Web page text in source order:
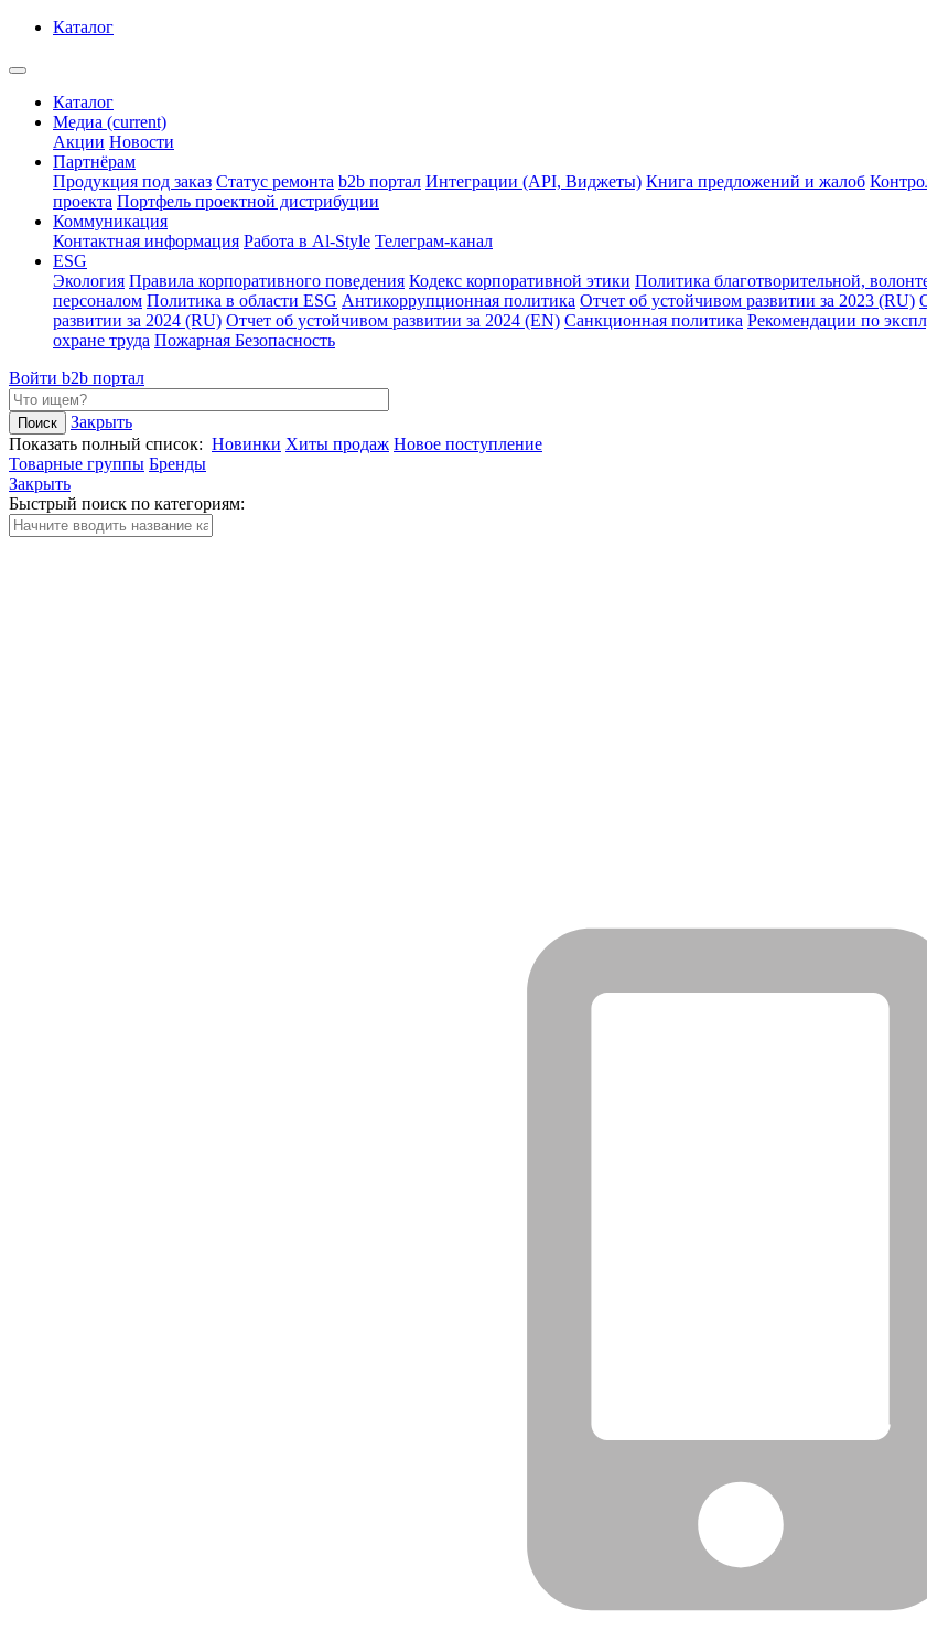
Каталог
Каталог
Медиа (current)
Акции Новости
Партнёрам
Продукция под заказ Статус ремонта b2b портал Интеграции (API, Виджеты) Книга предложений и жалоб
проекта Портфель проектной дистрибуции
Коммуникация
Контактная информация Работа в Al-Style Телеграм-канал
ESG
Экология Правила корпоративного поведения Кодекс корпоративной этики Политика благотворительной,
персоналом Политика в области ESG Антикоррупционная политика Отчет об устойчивом развитии за 2023 (RU)
развитии за 2024 (RU) Отчет об устойчивом развитии за 2024 (EN) Санкционная политика Рекомендации по
охране труда Пожарная Безопасность
Войти b2b портал
Закрыть
Показать полный список: Новинки Хиты продаж Новое поступление
Товарные группы Бренды
Закрыть
Быстрый поиск по категориям: